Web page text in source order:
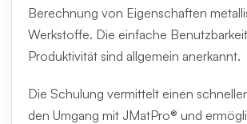
Berechnung von Eigenschaften
Werkstoffe. Die einfache
Produktivität sind allgemein anerkannt.
Die Schulung vermittelt einen
den Umgang mit JMatPro® und